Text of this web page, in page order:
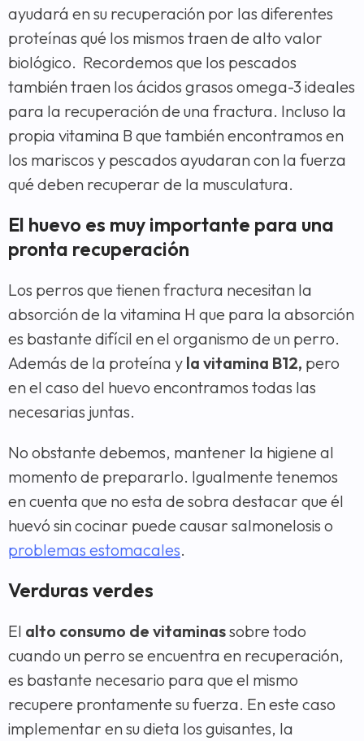
ayudará en su recuperación por las diferentes
proteínas qué los mismos traen de alto valor
biológico. Recordemos que los pescados
también traen los ácidos grasos omega-3 ideales
para la recuperación de una fractura. Incluso la
propia vitamina B que también encontramos en
los mariscos y pescados ayudaran con la fuerza
qué deben recuperar de la musculatura.
El huevo es muy importante para una
pronta recuperación
Los perros que tienen fractura necesitan la
absorción de la vitamina H que para la absorción
es bastante difícil en el organismo de un perro.
Además de la proteína y la vitamina B12, pero
en el caso del huevo encontramos todas las
necesarias juntas.
No obstante debemos, mantener la higiene al
momento de prepararlo. Igualmente tenemos
en cuenta que no esta de sobra destacar que él
huevó sin cocinar puede causar salmonelosis o
problemas estomacales.
Verduras verdes
El alto consumo de vitaminassobre todo
cuando un perro se encuentra en recuperación,
es bastante necesario para que el mismo
recupere prontamente su fuerza. En este caso
implementar en su dieta los guisantes, la